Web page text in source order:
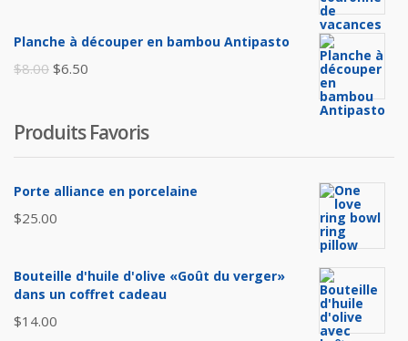
initial
Planche à découper en bambou Antipasto
$8.00 Le
était :
$6.50
est :
Produits Favoris
Porte alliance en porcelaine
$25.00
Bouteille d'huile d'olive «Goût du verger»
dans un coffret cadeau
$14.00